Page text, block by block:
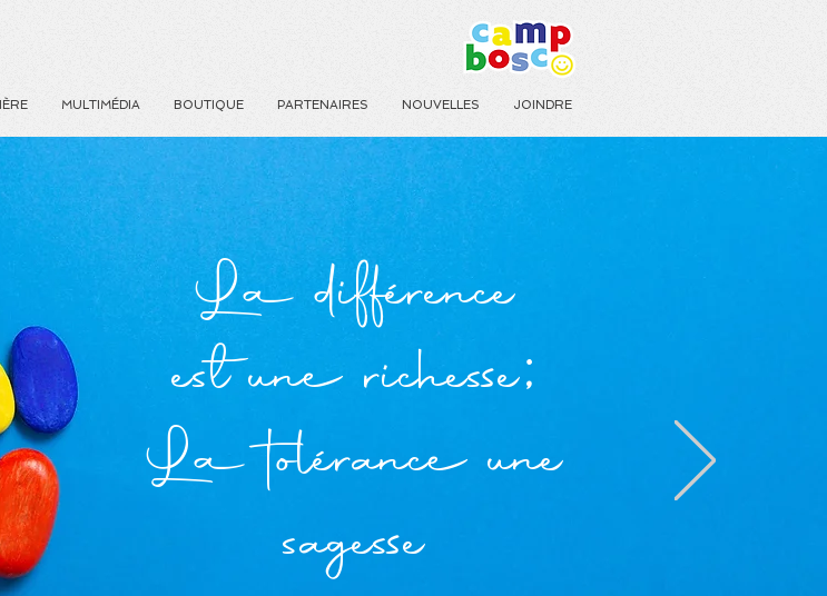
MULTIMÉDIA BOUTIQUE PARTENAIRES NOUVELLES JOINDRE
La différence
est une richesse;
La tolérance une
sagesse